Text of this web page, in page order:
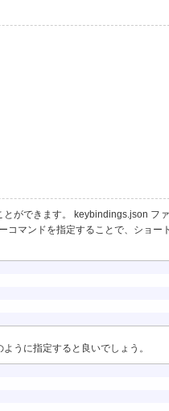
ができます。 keybindings.json ファ
コマンドを指定することで、ショート
うに指定すると良いでしょう。